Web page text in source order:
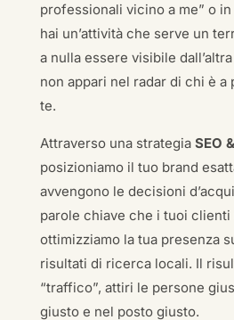
professionali vicino a me” o
hai un’attività che serve un
a nulla essere visibile
non appari nel radar di chi è
te.
Attraverso una strategia SEO
posizioniamo il tuo brand
avvengono le decisioni
parole chiave che i tuoi clienti
ottimizziamo la tua presenza
risultati di ricerca locali. Il
“traffico”, attiri le persone
giusto e nel posto giusto.